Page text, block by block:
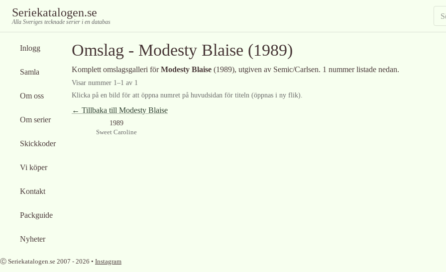
Seriekatalogen.se
Alla Sveriges tecknade serier i en databas
Inlogg
Samla
Om oss
Om serier
Skickkoder
Vi köper
Kontakt
Packguide
Nyheter
Omslag - Modesty Blaise (1989)
Komplett omslagsgalleri förModesty Blaise (1989), utgiven av Semic/Carlsen. 1 nummer listade nedan.
Visar nummer 1–1 av 1
Klicka på en bild för att öppna numret på huvudsidan för titeln (öppnas i ny flik).
← Tillbaka till Modesty Blaise
1989
Sweet Caroline
Ⓒ Seriekatalogen.se 2007 - 2026 • Instagram